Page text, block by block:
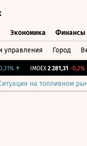
Экономика Финансы
управления Город
↑ IMOEX 2 281,31 -0,2%↓
на топливном